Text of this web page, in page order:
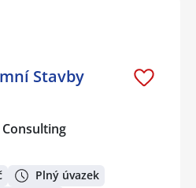
Stavby
Consulting
Plný úvazek